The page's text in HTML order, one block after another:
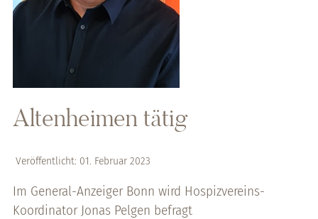
Altenheimen tätig
Veröffentlicht: 01. Februar 2023
Im General-Anzeiger Bonn wird Hospizvereins-
Koordinator Jonas Pelgen befragt